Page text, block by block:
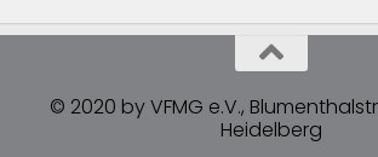
© 2020 by VFMG e.V.,
Heidelberg